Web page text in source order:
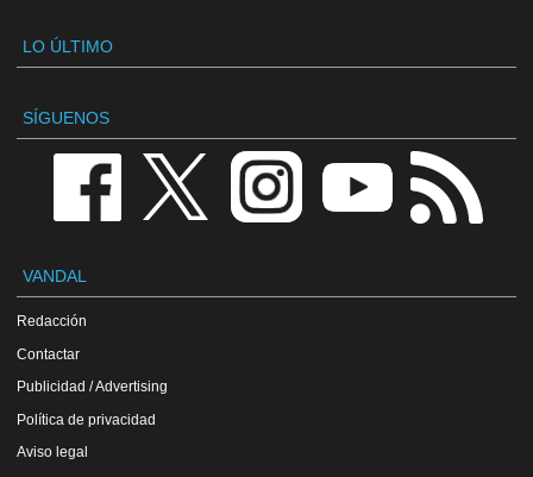
LO ÚLTIMO
SÍGUENOS
VANDAL
Redacción
Contactar
Publicidad / Advertising
Política de privacidad
Aviso legal